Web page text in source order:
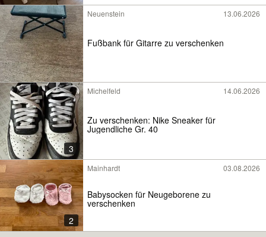
Neuenstein 13.06.2026
Fußbank für Gitarre zu verschenken
3
Michelfeld 14.06.2026
Zu verschenken: Nike Sneaker für
Jugendliche Gr. 40
2
Mainhardt 03.08.2026
Babysocken für Neugeborene zu
verschenken